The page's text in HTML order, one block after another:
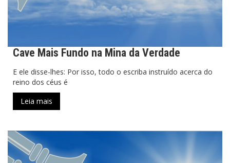
Cave Mais Fundo na Mina da Verdade
E ele disse-lhes: Por isso, todo o escriba instruído acerca do
reino dos céus é
Leia mais